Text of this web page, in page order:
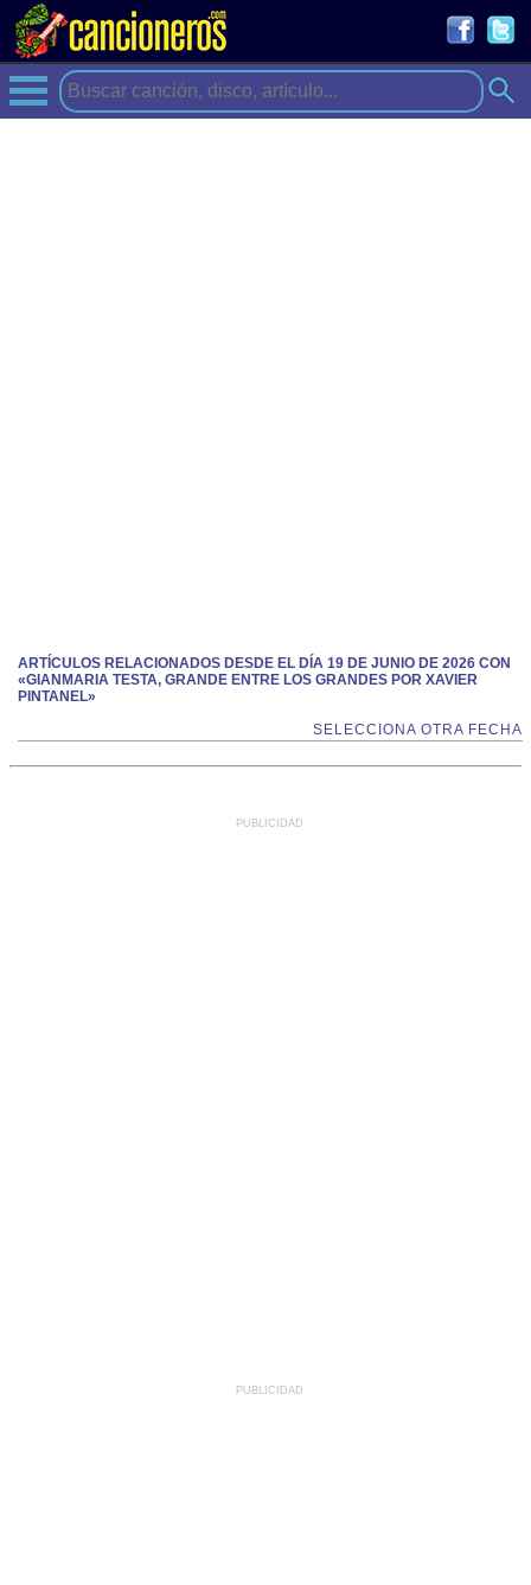
ARTÍCULOS RELACIONADOS DESDE EL DÍA 19 DE JUNIO DE 2026 CON
«GIANMARIA TESTA, GRANDE ENTRE LOS GRANDES POR XAVIER
PINTANEL»
SELECCIONA OTRA FECHA
PUBLICIDAD
PUBLICIDAD